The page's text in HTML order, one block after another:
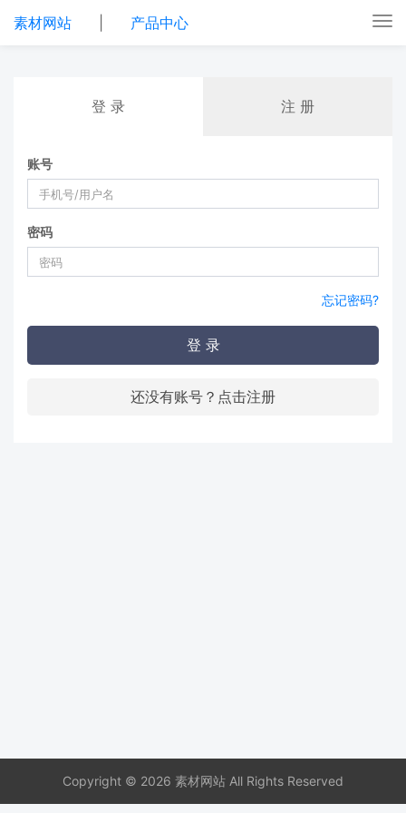
素材网站 产品中心
登 录 注 册
账号
密码
忘记密码?
登 录
还没有账号？点击注册
Copyright © 2026 素材网站 All Rights Reserved